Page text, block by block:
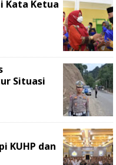
Kata Ketua
Situasi
KUHP dan